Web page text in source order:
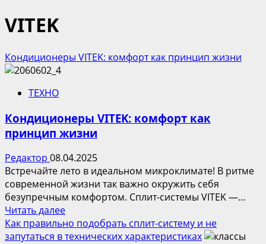
VITEK
Кондиционеры VITEK: комфорт как принцип жизни
ТЕХНО
Кондиционеры VITEK: комфорт как
принцип жизни
Редактор 08.04.2025
Встречайте лето в идеальном микроклимате! В ритме
современной жизни так важно окружить себя
безупречным комфортом. Сплит-системы VITEK —...
Читать далееПрочитать
больше
о
Как правильно подобрать сплит-систему и не
запутаться в технических характеристиках